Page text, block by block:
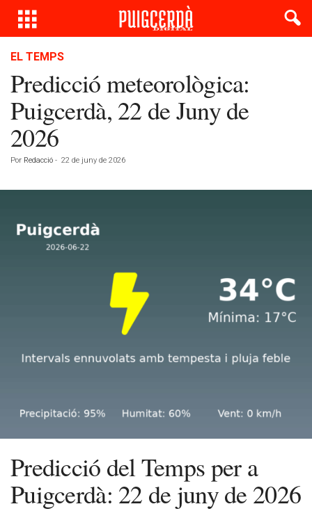
EL TEMPS
Predicció meteorològica:
Puigcerdà, 22 de Juny de
2026
Por Redacció - 22 de juny de 2026
Predicció del Temps per a
Puigcerdà: 22 de juny de 2026